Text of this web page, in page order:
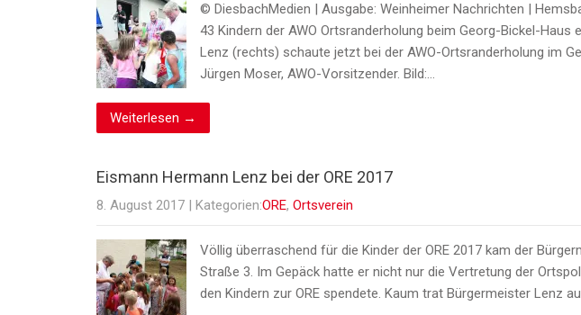
© DiesbachMedien | Ausgabe: Weinheimer Nachrichten |
43 Kindern der AWO Ortsranderholung beim Georg-Bickel-
Lenz (rechts) schaute jetzt bei der AWO-Ortsranderholung im
Jürgen Moser, AWO-Vorsitzender. Bild:…
Weiterlesen →
Eismann Hermann Lenz bei der ORE 2017
8. August 2017 | Kategorien:ORE, Ortsverein
Völlig überraschend für die Kinder der ORE 2017 kam der
Straße 3. Im Gepäck hatte er nicht nur die Vertretung der
den Kindern zur ORE spendete. Kaum trat Bürgermeister Lenz